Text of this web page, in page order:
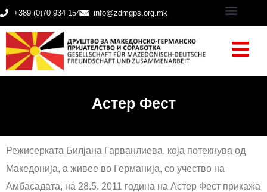
+389 (0)70 934 154 info@zdmgps.org.mk
Астер Фест
Режисерката Билјана Гарванлиева, која потекнува од
Македонија, а живее во Германија, со учество на
Амбасадата, на 28.5. 2011 година на Астер Фест прикажа